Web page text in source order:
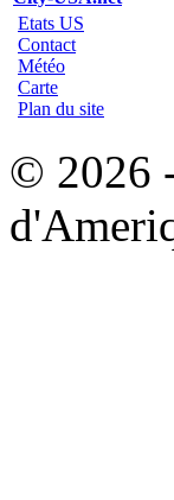
Etats US
Contact
Météo
Carte
Plan du site
© 2026